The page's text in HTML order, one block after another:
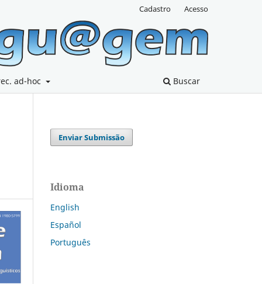
ad-hoc Buscar
Cadastro Acesso
Enviar Submissão
Idioma
English
Español
Português